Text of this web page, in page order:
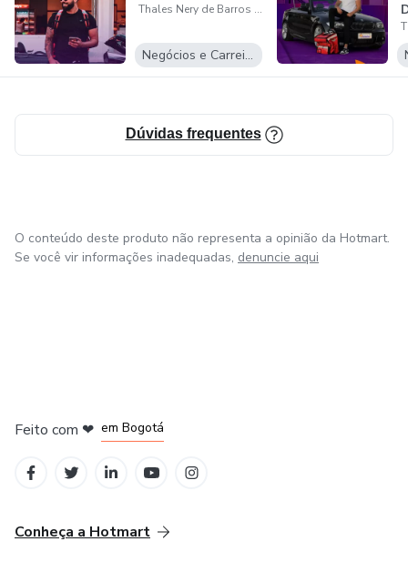
Thales Nery de Barros Moreira
Negócios e Carreira
Dúvidas frequentes
O conteúdo deste produto não representa a opinião da Hotmart.
Se você vir informações inadequadas, denuncie aqui
Feito com ❤ em Bogotá
Conheça a Hotmart